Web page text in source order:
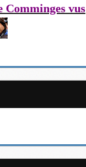
Comminges vus